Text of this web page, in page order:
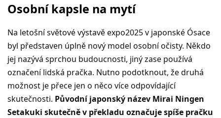
Osobní kapsle na mytí
Na letošní světové výstavě expo2025 v japonské Ósace
byl představen úplně nový model osobní očisty. Někdo
jej nazývá sprchou budoucnosti, jiný zase používá
označení lidská pračka. Nutno podotknout, že druhá
možnost je přece jen o něco více odpovídající
skutečnosti. Původní japonský název Mirai Ningen
Setakuki skutečně v překladu označuje spíše pračku